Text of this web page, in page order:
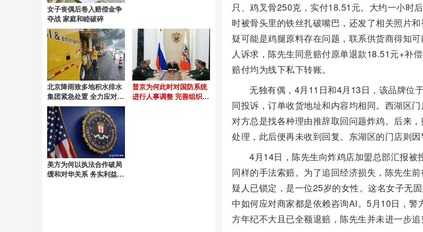
只、鸡叉骨250克，实付18.51元。大约一小时
时被骨头里的铁丝扎破嘴巴，还发了相关照片
疑可能是鸡腿原料存在问题，联系供货商得知
人诉求，陈先生同意赔付原单退款18.51元+补
赔付均为线下私下转账。
无独有偶，4月11日和4月13日，该品牌位
同投诉，订单收货地址和内容均相同。西湖区
对方总是找各种理由推辞取回问题炸鸡。后来
处理，此后便再未收到回复。东湖区的门店则因
4月14日，陈先生向炸鸡店加盟总部汇报
同样的手法索赔。为了追回经济损失，陈先生
疑人已锁定，是一位25岁的女性。这名女子无
中如何应对商家都是依赖咨询AI。5月10日，
方年纪不大且已全额退赔，陈先生并未进一步追
女子丧偶后卷入赔偿金争
夺战 家庭和睦破碎
北京降雨致多地积水排水
集团紧急处置 全力应对强
降雨挑战
普京为何此时对国防系统
进行人事调整 完善组织结
美方为何以执法合作破局
缓和对华关系 务实利益驱